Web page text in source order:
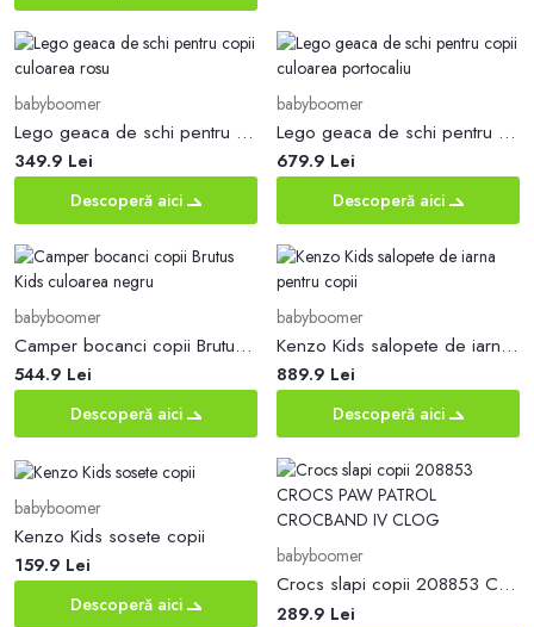
babyboomer
Lego geaca de schi pentru copii culoarea rosu
349.9 Lei
Descoperă aici
babyboomer
Lego geaca de schi pentru copii culoarea portocaliu
679.9 Lei
Descoperă aici
babyboomer
Camper bocanci copii Brutus Kids culoarea negru
544.9 Lei
Descoperă aici
babyboomer
Kenzo Kids salopete de iarna pentru copii
889.9 Lei
Descoperă aici
babyboomer
Kenzo Kids sosete copii
159.9 Lei
Descoperă aici
babyboomer
Crocs slapi copii 208853 CROCS PAW PATROL CROCBAND IV CLOG
289.9 Lei